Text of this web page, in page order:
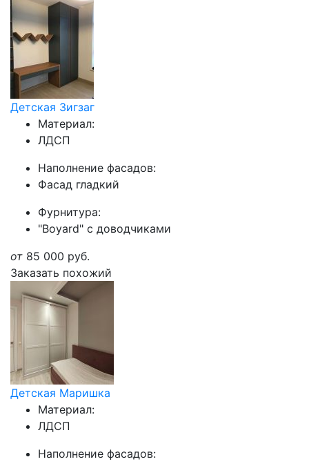
Детская Зигзаг
Материал:
ЛДСП
Наполнение фасадов:
Фасад гладкий
Фурнитура:
"Boyard" с доводчиками
от 85 000 руб.
Заказать похожий
Детская Маришка
Материал:
ЛДСП
Наполнение фасадов: